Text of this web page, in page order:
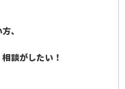
、
談がしたい！